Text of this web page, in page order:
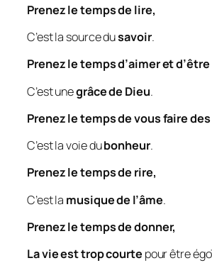
Prenez le temps de lire,
C’est la source dusavoir.
Prenez le temps d’aimer et
C’est unegrâce de Dieu.
Prenez le temps de vous faire
C’est la voie dubonheur.
Prenez le temps de rire,
C’est la musique de l’âme.
Prenez le temps de donner,
La vie est trop courte pour être